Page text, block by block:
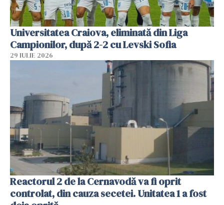
Universitatea Craiova, eliminată din Liga
Campionilor, după 2-2 cu Levski Sofia
29 IULIE 2026
Reactorul 2 de la Cernavodă va fi oprit
controlat, din cauza secetei. Unitatea 1 a fost